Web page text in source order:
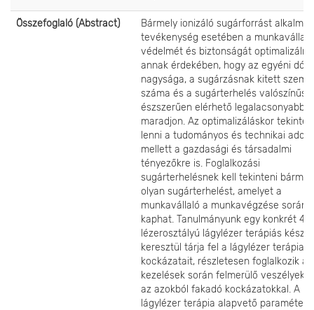
Összefoglaló (Abstract)
Bármely ionizáló sugárforrást
tevékenység esetében a
védelmét és biztonságát optimalizálni
annak érdekében, hogy az egyéni
nagysága, a sugárzásnak kitett
száma és a sugárterhelés
észszerűen elérhető legalacsonyabb
maradjon. Az optimalizáláskor
lenni a tudományos és technikai
mellett a gazdasági és társadalmi
tényezőkre is. Foglalkozási
sugárterhelésnek kell tekinteni
olyan sugárterhelést, amelyet a
munkavállaló a munkavégzése során
kaphat. Tanulmányunk egy konkrét 4.
lézerosztályú lágylézer terápiás
keresztül tárja fel a lágylézer terápia
kockázatait, részletesen foglalkozik a
kezelések során felmerülő
az azokból fakadó kockázatokkal. A
lágylézer terápia alapvető